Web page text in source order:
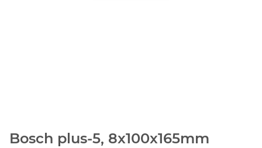
Bosch plus-5, 8x100x165mm